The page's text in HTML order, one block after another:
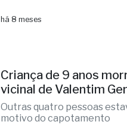
há 8 meses
Criança de 9 anos
vicinal de Valentim
Outras quatro pessoas
motivo do capotamento